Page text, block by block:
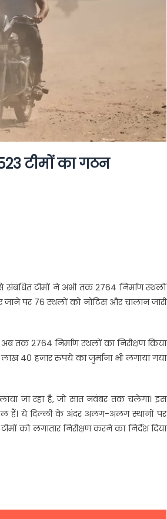
टीमों का गठन
टीमों ने अभी तक 2764 निर्माण स्थलों
जाने पर 76 स्थलों को नोटिस और चालान जारी
तक 2764 निर्माण स्थलों का निरीक्षण किया
40 हजार रुपये का जुर्माना भी लगाया गया
जा रहा है, जो सात नवंबर तक चलेगा। इस
हैं। ये दिल्ली के अंदर अलग-अलग स्थानों पर
को लगातार निरीक्षण करने का निर्देश दिया